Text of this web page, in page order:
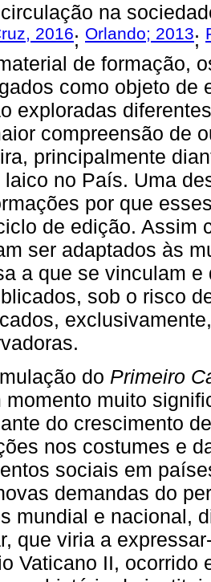
na
2016; Orlando; 2013;
de formação,
como objeto de
exploradas
compreensão de
principalmente
laico no País. Uma
por que
de edição. Assim
ser adaptados às
a que se vinculam
sob o risco
do Primeiro
momento muito
do crescimento
nos costumes e
sociais em
demandas do
mundial e nacional,
que viria a
Vaticano II, ocorrido